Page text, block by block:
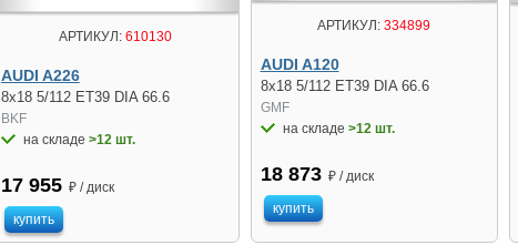
АРТИКУЛ:610130
AUDI A226
8x18 5/112 ET39 DIA 66.6
BKF
на складе >12 шт.
17 955 ₽ / диск
купить
АРТИКУЛ: 334899
AUDI A120
8x18 5/112 ET39 DIA 66.6
GMF
на складе >12 шт.
18 873 ₽ / диск
купить